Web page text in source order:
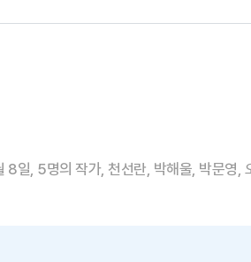
일, 5명의 작가, 천선란, 박해울, 박문영,